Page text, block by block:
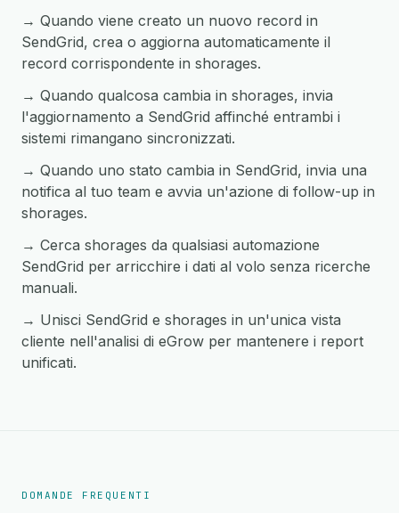
→ Quando viene creato un nuovo record in
SendGrid, crea o aggiorna automaticamente il
record corrispondente in shorages.
→ Quando qualcosa cambia in shorages, invia
l'aggiornamento a SendGrid affinché entrambi i
sistemi rimangano sincronizzati.
→ Quando uno stato cambia in SendGrid, invia una
notifica al tuo team e avvia un'azione di follow-up in
shorages.
→ Cerca shorages da qualsiasi automazione
SendGrid per arricchire i dati al volo senza ricerche
manuali.
→ Unisci SendGrid e shorages in un'unica vista
cliente nell'analisi di eGrow per mantenere i report
unificati.
DOMANDE FREQUENTI